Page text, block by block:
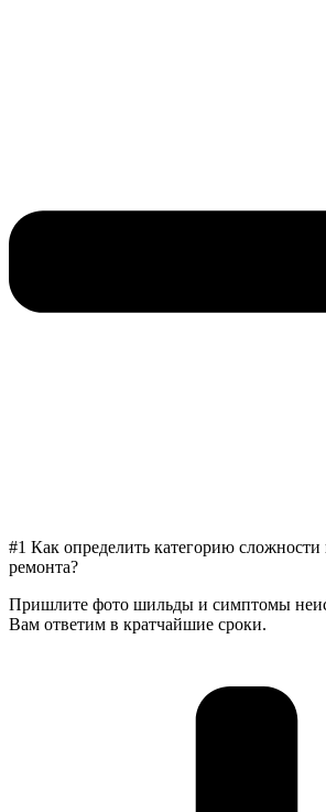
#1 Как определить категорию сложности
ремонта?
Пришлите фото шильды и симптомы
Вам ответим в кратчайшие сроки.